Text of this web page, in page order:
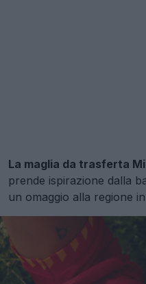
La maglia da trasferta
prende ispirazione dalla
un omaggio alla regione